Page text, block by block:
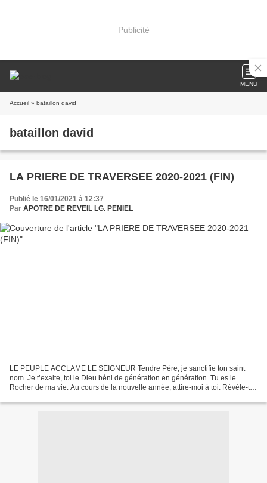
Publicité
MENU
Accueil » bataillon david
bataillon david
LA PRIERE DE TRAVERSEE 2020-2021 (FIN)
Publié le 16/01/2021 à 12:37
Par APOTRE DE REVEIL LG. PENIEL
LE PEUPLE ACCLAME LE SEIGNEUR Tendre Père, je sanctifie ton saint
nom. Je t’exalte, toi le Dieu béni de génération en génération. Tu es le
Rocher de ma vie. Au cours de la nouvelle année, attire-moi à toi. Révèle-toi